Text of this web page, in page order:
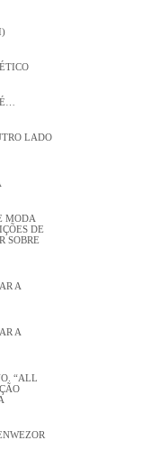
LADO
MODA
DE
SOBRE
A
A
“ALL